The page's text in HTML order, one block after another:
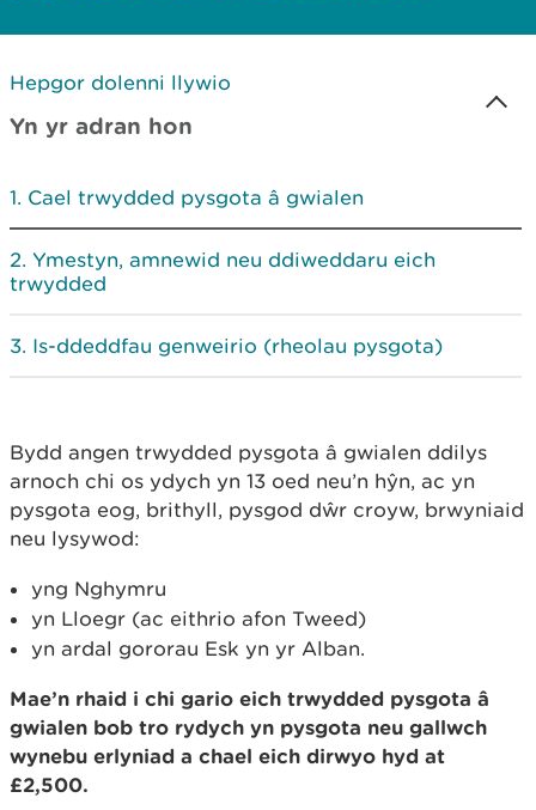
Hepgor dolenni llywio
Yn yr adran hon
Cael trwydded pysgota â gwialen
Ymestyn, amnewid neu ddiweddaru eich
trwydded
Is-ddeddfau genweirio (rheolau pysgota)
Bydd angen trwydded pysgota â gwialen ddilys
arnoch chi os ydych yn 13 oed neu’n hŷn, ac yn
pysgota eog, brithyll, pysgod dŵr croyw, brwyniaid
neu lysywod:
yng Nghymru
yn Lloegr (ac eithrio afon Tweed)
yn ardal gororau Esk yn yr Alban.
Mae’n rhaid i chi gario eich trwydded pysgota â
gwialen bob tro rydych yn pysgota neu gallwch
wynebu erlyniad a chael eich dirwyo hyd at
£2,500.